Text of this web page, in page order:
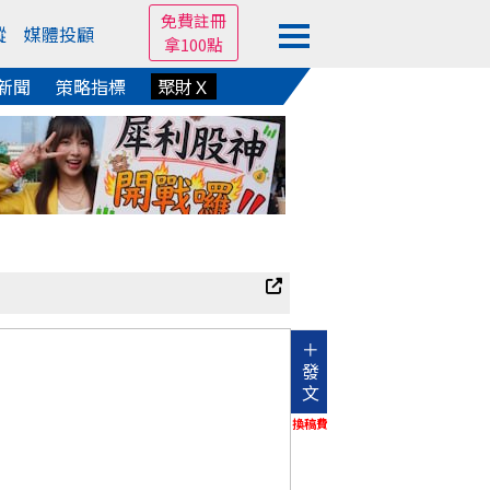
媒體投顧
免費註冊
拿100點
聞 策略指標 聚財Ｘ
＋
發
文
換稿費